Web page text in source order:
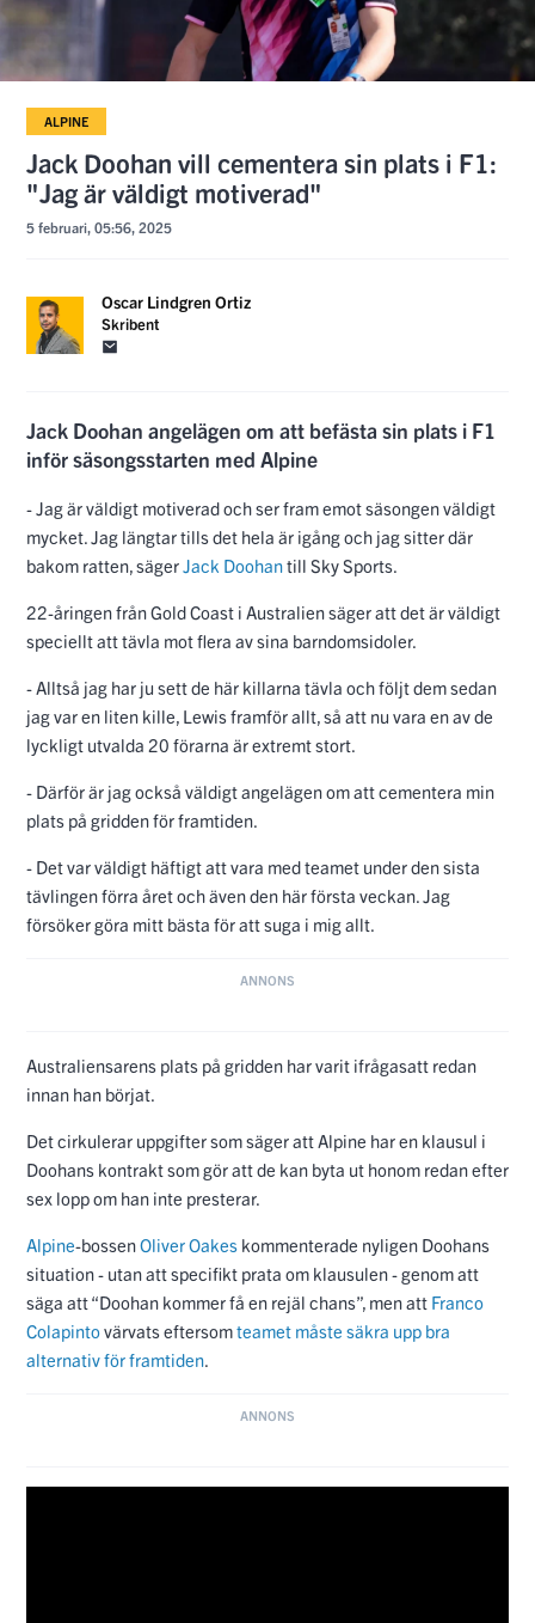
ALPINE
Jack Doohan vill cementera sin plats i F1:
"Jag är väldigt motiverad"
5 februari, 05:56, 2025
Oscar Lindgren Ortiz
Skribent
Jack Doohan angelägen om att befästa sin plats i F1
inför säsongsstarten med Alpine
- Jag är väldigt motiverad och ser fram emot säsongen väldigt
mycket. Jag längtar tills det hela är igång och jag sitter där
bakom ratten, sägerJack Doohantill Sky Sports.
22-åringen från Gold Coast i Australien säger att det är väldigt
speciellt att tävla mot flera av sina barndomsidoler.
- Alltså jag har ju sett de här killarna tävla och följt dem sedan
jag var en liten kille, Lewis framför allt, så att nu vara en av de
lyckligt utvalda 20 förarna är extremt stort.
- Därför är jag också väldigt angelägen om att cementera min
plats på gridden för framtiden.
- Det var väldigt häftigt att vara med teamet under den sista
tävlingen förra året och även den här första veckan. Jag
försöker göra mitt bästa för att suga i mig allt.
Australiensarens plats på gridden har varit ifrågasatt redan
innan han börjat.
Det cirkulerar uppgifter som säger att Alpine har en klausul i
Doohans kontrakt som gör att de kan byta ut honom redan efter
sex lopp om han inte presterar.
Alpine-bossenOliver Oakes kommenterade nyligen Doohans
situation - utan att specifikt prata om klausulen - genom att
säga att “Doohan kommer få en rejäl chans”, men att Franco
Colapintovärvats eftersomteamet måste säkra upp bra
alternativ för framtiden.